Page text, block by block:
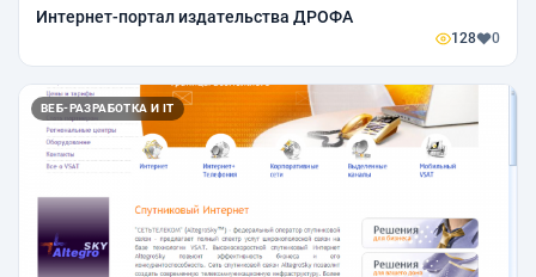
Интернет-портал издательства ДРОФА
128 0
ВЕБ-РАЗРАБОТКА И IT